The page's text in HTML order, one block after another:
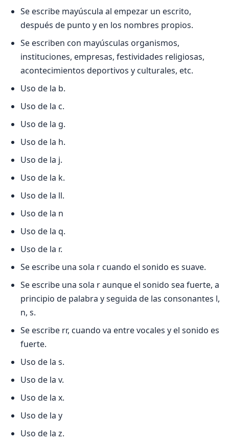
Se escribe mayúscula al empezar un escrito,
después de punto y en los nombres propios.
Se escriben con mayúsculas organismos,
instituciones, empresas, festividades religiosas,
acontecimientos deportivos y culturales, etc.
Uso de la b.
Uso de la c.
Uso de la g.
Uso de la h.
Uso de la j.
Uso de la k.
Uso de la ll.
Uso de la n
Uso de la q.
Uso de la r.
Se escribe una sola r cuando el sonido es suave.
Se escribe una sola r aunque el sonido sea fuerte, a
principio de palabra y seguida de las consonantes l,
n, s.
Se escribe rr, cuando va entre vocales y el sonido es
fuerte.
Uso de la s.
Uso de la v.
Uso de la x.
Uso de la y
Uso de la z.